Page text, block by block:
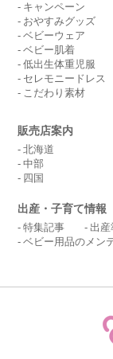
キャンペーン
おやすみグッズ
ベビーウェア
ベビー肌着
低出生体重児服
セレモニードレス
こだわり素材
販売店案内
北海道
中部
四国
出産・子育て情報
特集記事 出産
ベビー用品のメン